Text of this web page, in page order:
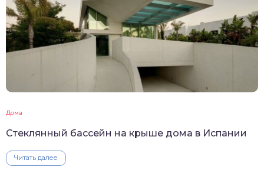
Дома
Стеклянный бассейн на крыше дома в Испании
Читать далее